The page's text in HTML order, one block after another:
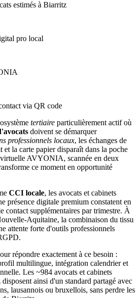
estimés à Biarritz
pro local
via QR code
tertiaire particulièrement actif où
doivent se démarquer
professionnels locaux, les échanges de
et la carte papier disparaît dans la poche
AVYONIA, scannée en deux
ce moment en opportunité
CCI locale, les avocats et cabinets
présence digitale premium constatent en
contact supplémentaires par trimestre. À
Aquitaine, la combinaison du tissu
attente forte d'outils professionnels
répondre exactement à ce besoin :
multilingue, intégration calendrier et
Les ~984 avocats et cabinets
disposent ainsi d'un standard partagé avec
lausannois ou bruxellois, sans perdre les